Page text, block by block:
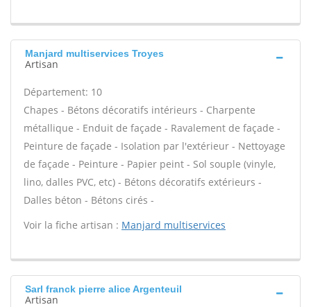
Manjard multiservices Troyes
Artisan
Département: 10
Chapes - Bétons décoratifs intérieurs - Charpente
métallique - Enduit de façade - Ravalement de façade -
Peinture de façade - Isolation par l'extérieur - Nettoyage
de façade - Peinture - Papier peint - Sol souple (vinyle,
lino, dalles PVC, etc) - Bétons décoratifs extérieurs -
Dalles béton - Bétons cirés -
Voir la fiche artisan : Manjard multiservices
Sarl franck pierre alice Argenteuil
Artisan